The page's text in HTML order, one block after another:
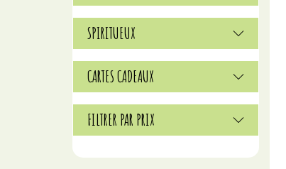
SPIRITUEUX
CARTES CADEAUX
FILTRER PAR PRIX